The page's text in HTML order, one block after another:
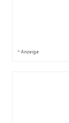
* Anzeige